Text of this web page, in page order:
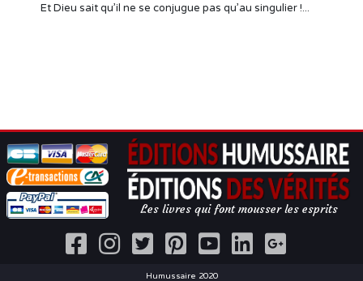
Et Dieu sait qu’il ne se conjugue pas qu’au singulier !...
Les livres qui font mousser les esprits
Humussaire 2020